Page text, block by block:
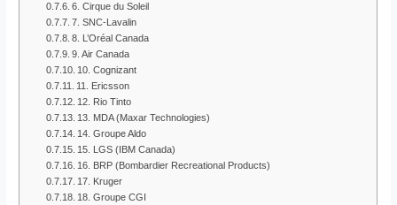
6. Cirque du Soleil
7. SNC-Lavalin
8. L’Oréal Canada
9. Air Canada
10. Cognizant
11. Ericsson
12. Rio Tinto
13. MDA (Maxar Technologies)
14. Groupe Aldo
15. LGS (IBM Canada)
16. BRP (Bombardier Recreational Products)
17. Kruger
18. Groupe CGI